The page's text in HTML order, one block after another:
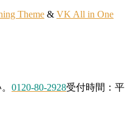
Theme & VK All in One
0120-80-2928受付時間：平